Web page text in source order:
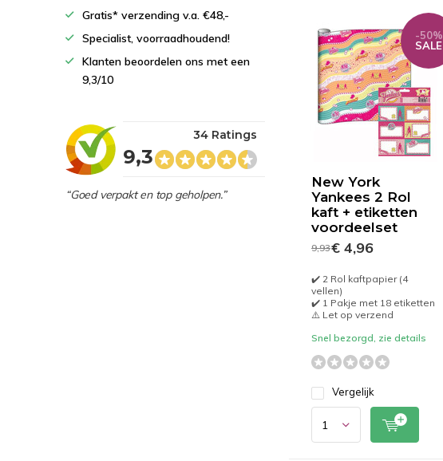
New York
Yankees 2 Rol
kaft + etiketten
voordeelset
-50%
SALE
9,93€ 4,96
✔️ 2 Rol kaftpapier (4
vellen)
✔️ 1 Pakje met 18 etiketten
⚠️ Let op verzend
Snel bezorgd, zie details
Vergelijk
Gratis* verzending v.a. €48,-
Specialist, voorraadhoudend!
Klanten beoordelen ons met een
9,3/10
9,3
34 Ratings
“Goed verpakt en top geholpen.”